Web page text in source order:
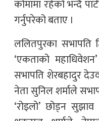
कोमामा रहेको भन्दै
गर्नुपरेको बताए ।
ललितपुरका सभापति
‘एकताको
सभापति शेरबहादुर
नेता सुनिल शर्माले
‘रोइलो’ छोड्न